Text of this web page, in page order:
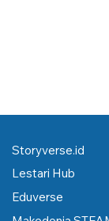
Storyverse.id
Lestari Hub
Eduverse